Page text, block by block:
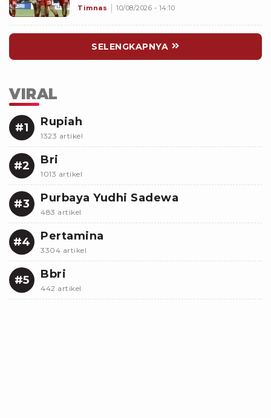
Cup, Siapa?
Timnas 10/08/2026 - 14:10
SELENGKAPNYA
VIRAL
#1 Rupiah
1323 artikel
#2 Bri
1013 artikel
#3 Purbaya Yudhi Sadewa
483 artikel
#4 Pertamina
3304 artikel
#5 Bbri
442 artikel